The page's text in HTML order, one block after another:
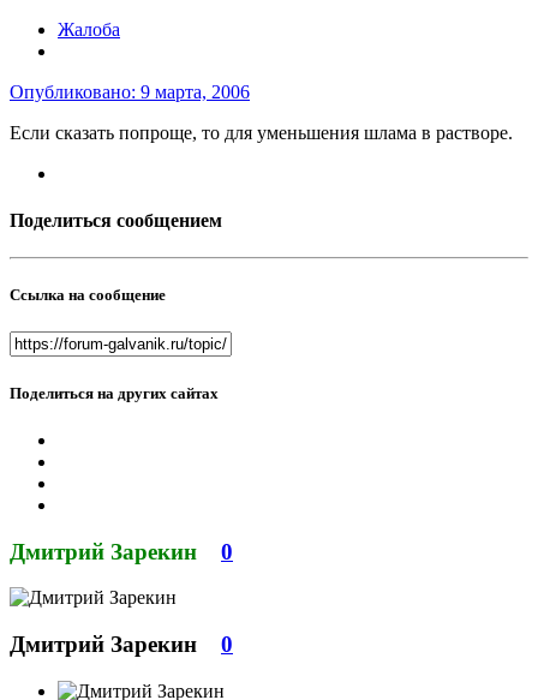
Жалоба
Опубликовано: 9 марта, 2006
Если сказать попроще, то для уменьшения шлама в растворе.
Поделиться сообщением
Ссылка на сообщение
Поделиться на других сайтах
Дмитрий Зарекин 0
Дмитрий Зарекин 0